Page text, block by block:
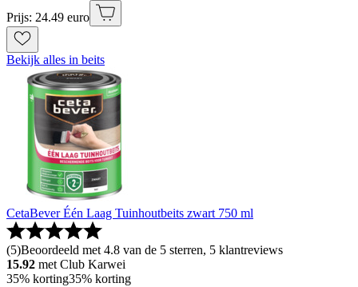
Prijs: 24.49 euro
Bekijk alles in beits
CetaBever Één Laag Tuinhoutbeits zwart 750 ml
(5)Beoordeeld met 4.8 van de 5 sterren, 5 klantreviews
15.92 met Club Karwei
35% korting35% korting